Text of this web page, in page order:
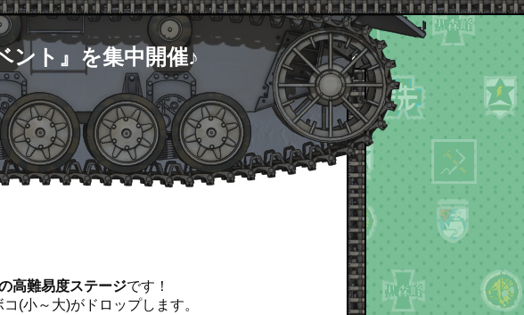
ント』を集中開催♪
高難易度ステージです！
(小～大)がドロップします。